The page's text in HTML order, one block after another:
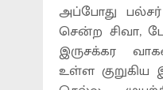
அப்போது
சென்ற சிவா,
இருசக்கர
உள்ள குறுகிய